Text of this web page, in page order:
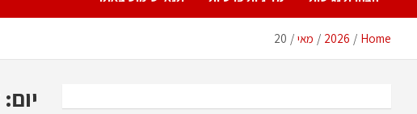
Home
2026 מאי 20
יום: